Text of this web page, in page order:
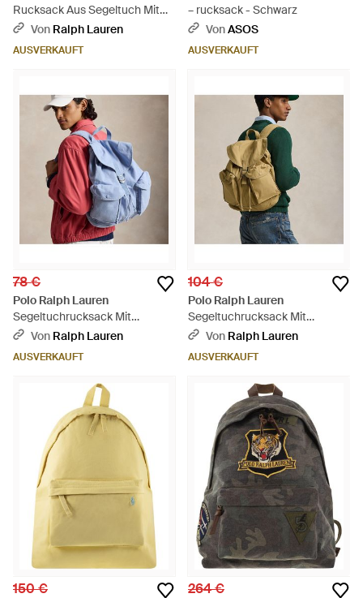
Rucksack Aus Segeltuch Mit
Grafik - Blau
Von Ralph Lauren
AUSVERKAUFT
– rucksack - Schwarz
VonASOS
AUSVERKAUFT
78 €
Polo Ralph Lauren
Segeltuchrucksack Mit
Klappverschluss - Blau
Von Ralph Lauren
AUSVERKAUFT
104 €
Polo Ralph Lauren
Segeltuchrucksack Mit
Klappverschluss - Grün
Von Ralph Lauren
AUSVERKAUFT
150 € 264 €